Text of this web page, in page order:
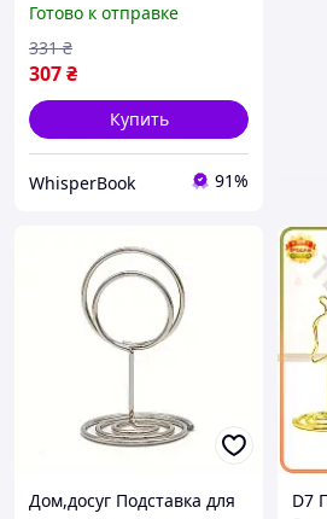
10шт золотая
ценникодержатель для
банкетов MAX14
Готово к отправке
307₴
331 ₴
Купить
WhisperBook 91%
Дом,досуг Подставка для
D7